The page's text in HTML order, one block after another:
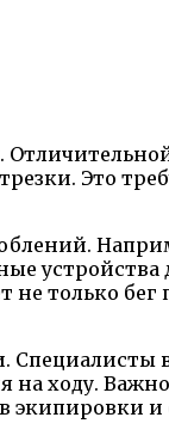
Это
не только бег
Специалисты
ходу. Важно
экипировки